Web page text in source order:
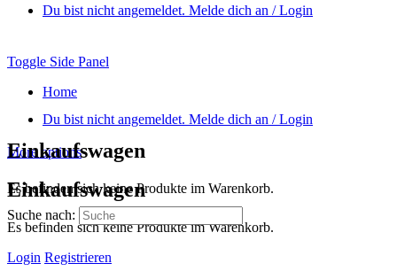
Du bist nicht angemeldet. Melde dich an / Login
Toggle Side Panel
Home
Du bist nicht angemeldet. Melde dich an / Login
More options
Einkaufswagen
Es befinden sich keine Produkte im Warenkorb.
Login Registrieren
Einkaufswagen
Es befinden sich keine Produkte im Warenkorb.
Suche nach: